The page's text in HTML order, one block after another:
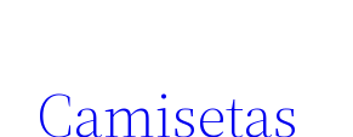
contenido
Camisetas